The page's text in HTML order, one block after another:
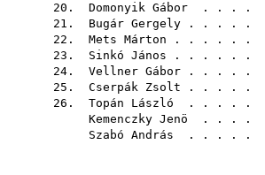
20. Domonyik Gábor . . . .
21. Bugár Gergely . . . . .
22. Mets Márton . . . . . .
23. Sinkó János . . . . . .
24. Vellner Gábor . . . . .
25. Cserpák Zsolt . . . . .
26. Topán László . . . . .
Kemenczky Jenö . . . .
Szabó András . . . . .